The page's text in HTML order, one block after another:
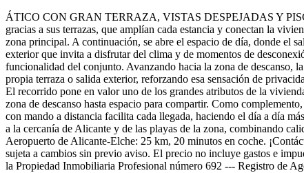
ÁTICO CON GRAN TERRAZA, VISTAS DESPEJADAS Y
gracias a sus terrazas, que amplían cada estancia y conectan la
zona principal. A continuación, se abre el espacio de día, donde el
exterior que invita a disfrutar del clima y de momentos de
funcionalidad del conjunto. Avanzando hacia la zona de descanso,
propia terraza o salida exterior, reforzando esa sensación de
El recorrido pone en valor uno de los grandes atributos de la
zona de descanso hasta espacio para compartir. Como
con mando a distancia facilita cada llegada, haciendo el día a día
a la cercanía de Alicante y de las playas de la zona, combinando
Aeropuerto de Alicante-Elche: 25 km, 20 minutos en coche.
sujeta a cambios sin previo aviso. El precio no incluye gastos e
la Propiedad Inmobiliaria Profesional número 692 --- Registro de